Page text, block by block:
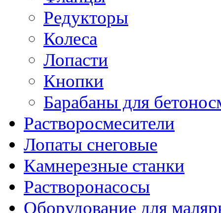
Редукторы
Колеса
Лопасти
Кнопки
Барабаны для
Растворосмесители
Лопаты снеговые
Камнерезные станки
Растворонасосы
Оборудование для